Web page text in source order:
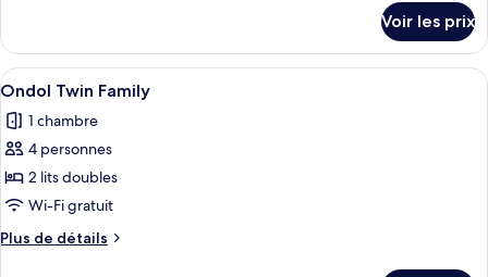
Ondol
Triple
le
type
de
Ondol
Triple
Voir les prix
Afficher
toutes
les
photos
pour
ce
type
de
Une chambre d’hôtel avec deux lits,
1
Ondol Twin Family
1 chambre
4 personnes
2 lits doubles
Wi-Fi gratuit
Plus de détails
Plus